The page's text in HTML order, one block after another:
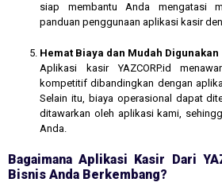
siap membantu Anda mengatasi
panduan penggunaan aplikasi kasir
Hemat Biaya dan Mudah Digunakan
Aplikasi kasir YAZCORP.id
kompetitif dibandingkan dengan
Selain itu, biaya operasional dapat
ditawarkan oleh aplikasi kami,
Anda.
Bagaimana Aplikasi Kasir Dari
Bisnis Anda Berkembang?